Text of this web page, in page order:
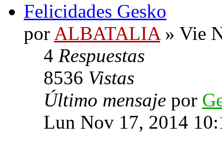
Felicidades Gesko
por ALBATALIA» Vie
4 Respuestas
8536 Vistas
Último mensaje por
Lun Nov 17, 2014